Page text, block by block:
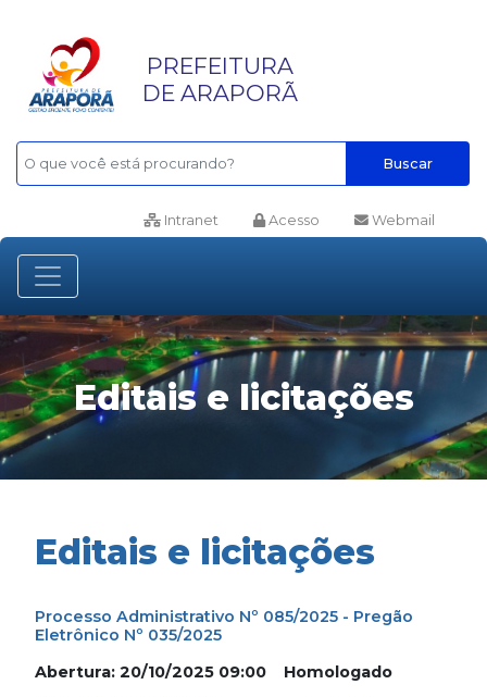
PREFEITURA
DE ARAPORÃ
Buscar
Intranet Acesso Webmail
Editais e licitações
Editais e licitações
Processo Administrativo Nº 085/2025 - Pregão
Eletrônico Nº 035/2025
Abertura: 20/10/2025 09:00 Homologado